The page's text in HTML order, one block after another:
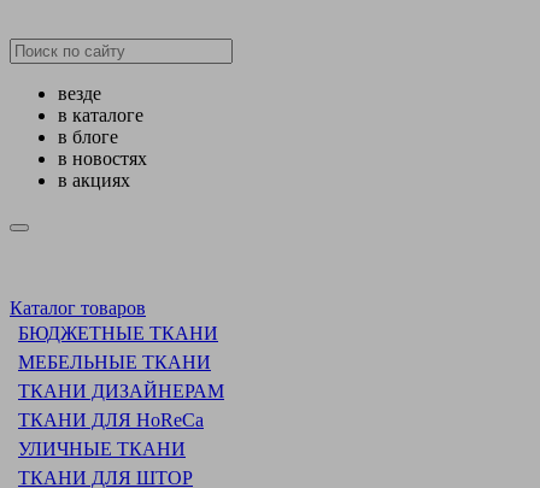
везде
в каталоге
в блоге
в новостях
в акциях
Каталог товаров
БЮДЖЕТНЫЕ ТКАНИ
МЕБЕЛЬНЫЕ ТКАНИ
ТКАНИ ДИЗАЙНЕРАМ
ТКАНИ ДЛЯ HoReCa
УЛИЧНЫЕ ТКАНИ
ТКАНИ ДЛЯ ШТОР